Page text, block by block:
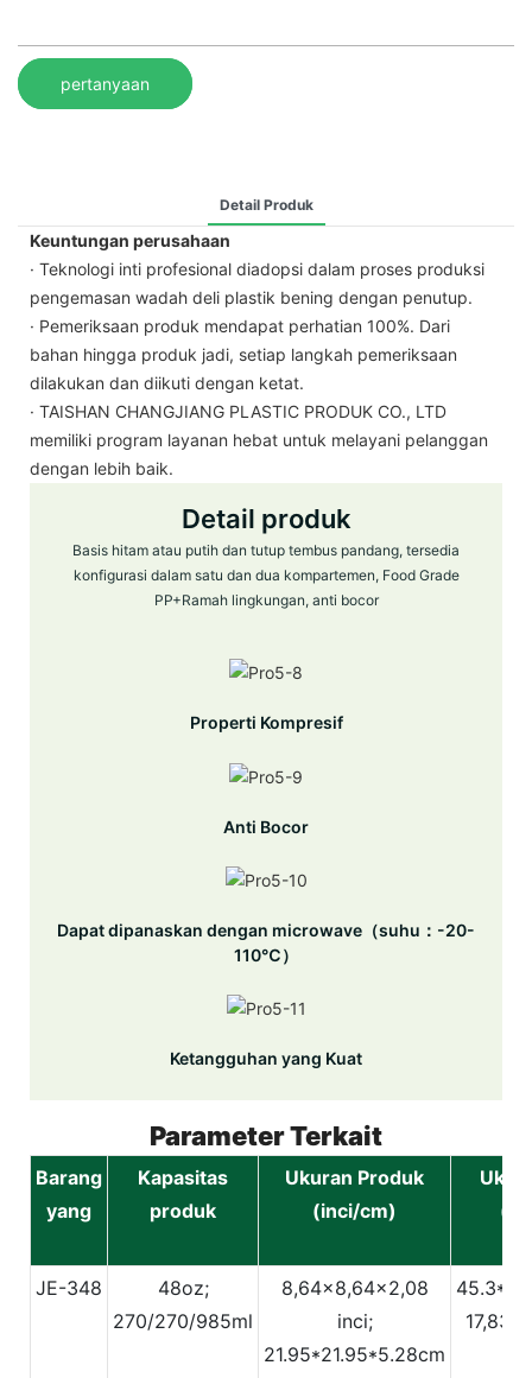
pertanyaan
Detail Produk
Keuntungan perusahaan
· Teknologi inti profesional diadopsi dalam proses produksi
pengemasan wadah deli plastik bening dengan penutup.
· Pemeriksaan produk mendapat perhatian 100%. Dari
bahan hingga produk jadi, setiap langkah pemeriksaan
dilakukan dan diikuti dengan ketat.
· TAISHAN CHANGJIANG PLASTIC PRODUK CO., LTD
memiliki program layanan hebat untuk melayani pelanggan
dengan lebih baik.
Detail produk
Basis hitam atau putih dan tutup tembus pandang, tersedia
konfigurasi dalam satu dan dua kompartemen, Food Grade
PP+Ramah lingkungan, anti bocor
Properti Kompresif
Anti Bocor
Dapat dipanaskan dengan microwave（suhu：-20-
110℃）
Ketangguhan yang Kuat
Parameter Terkait
Barang
yang
Kapasitas
produk
Ukuran Produk
(inci/cm)
JE-348
48oz;
270/270/985ml
8,64x8,64x2,08
inci;
21.95*21.95*5.28cm